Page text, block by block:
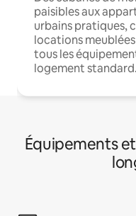
paisibles aux
urbains pratiques,
locations
tous les
logement standard.
Équipements